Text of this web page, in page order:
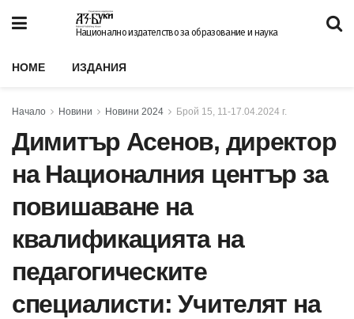
Национално издателство за образование и наука
HOME ИЗДАНИЯ
Начало Новини Новини 2024 Брой 15, 11-17.04.2024 г.
Димитър Асенов, директор
на Националния център за
повишаване на
квалификацията на
педагогическите
специалисти: Учителят на